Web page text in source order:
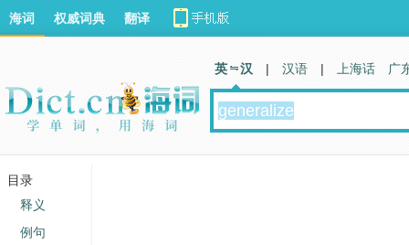
海词 权威词典 翻译
英 汉 | 汉语 | 上海话 广
目录
释义
例句